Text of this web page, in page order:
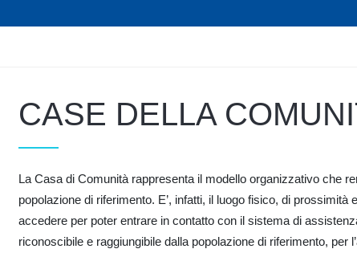
CASE DELLA
La Casa di Comunità rappresenta il modello organizzativo che
popolazione di riferimento. E’, infatti, il luogo fisico, di prossimità
accedere per poter entrare in contatto con il sistema di
riconoscibile e raggiungibile dalla popolazione di riferimento, per